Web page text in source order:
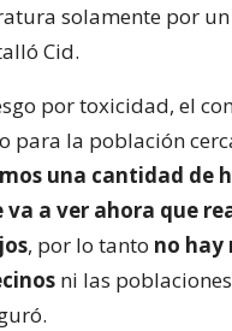
solamente por
Cid.
por toxicidad, el
para la población
una cantidad de
va a ver ahora que
, por lo tanto no hay
ni las